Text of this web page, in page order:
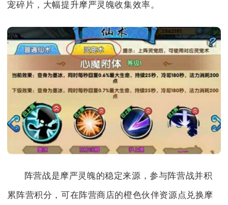
宠碎片，大幅提升摩严灵魄收集效率。
阵营战是摩严灵魄的稳定来源，参与阵营战并积
累阵营积分，可在阵营商店的橙色伙伴资源点兑换摩